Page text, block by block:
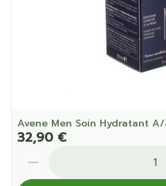
Avene Men Soin Hydratant
32,90 €